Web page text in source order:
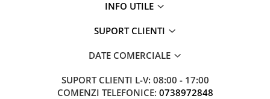
INFO UTILE
SUPORT CLIENTI
DATE COMERCIALE
SUPORT CLIENTI L-V: 08:00 - 17:00
COMENZI TELEFONICE: 0738972848